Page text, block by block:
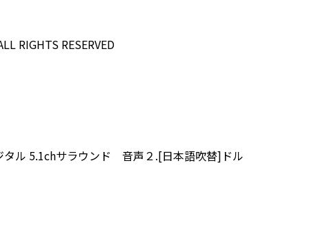
RIGHTS RESERVED
ル 5.1chサラウンド 音声２.[日本語吹替]ドル